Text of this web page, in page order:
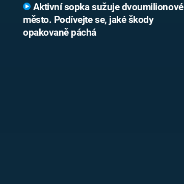
Aktivní sopka sužuje dvoumilionové
město. Podívejte se, jaké škody
opakovaně páchá